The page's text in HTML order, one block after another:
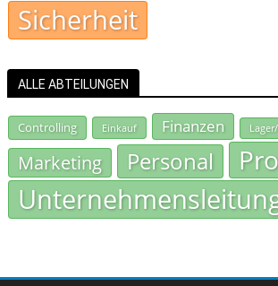
Sicherheit
ALLE ABTEILUNGEN
Controlling Einkauf Finanzen
Marketing Personal